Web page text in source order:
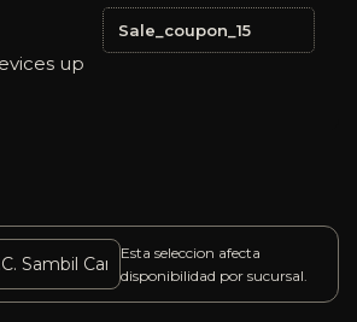
up
Sale_coupon_15
Esta seleccion afecta
disponibilidad por sucursal.